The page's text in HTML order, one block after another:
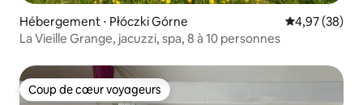
Hébergement ⋅ Płóczki Górne Évaluation
4,97 (38)
La Vieille Grange, jacuzzi, spa, 8 à 10 personnes
Coup de cœur voyageurs
Coup de cœur voyageurs